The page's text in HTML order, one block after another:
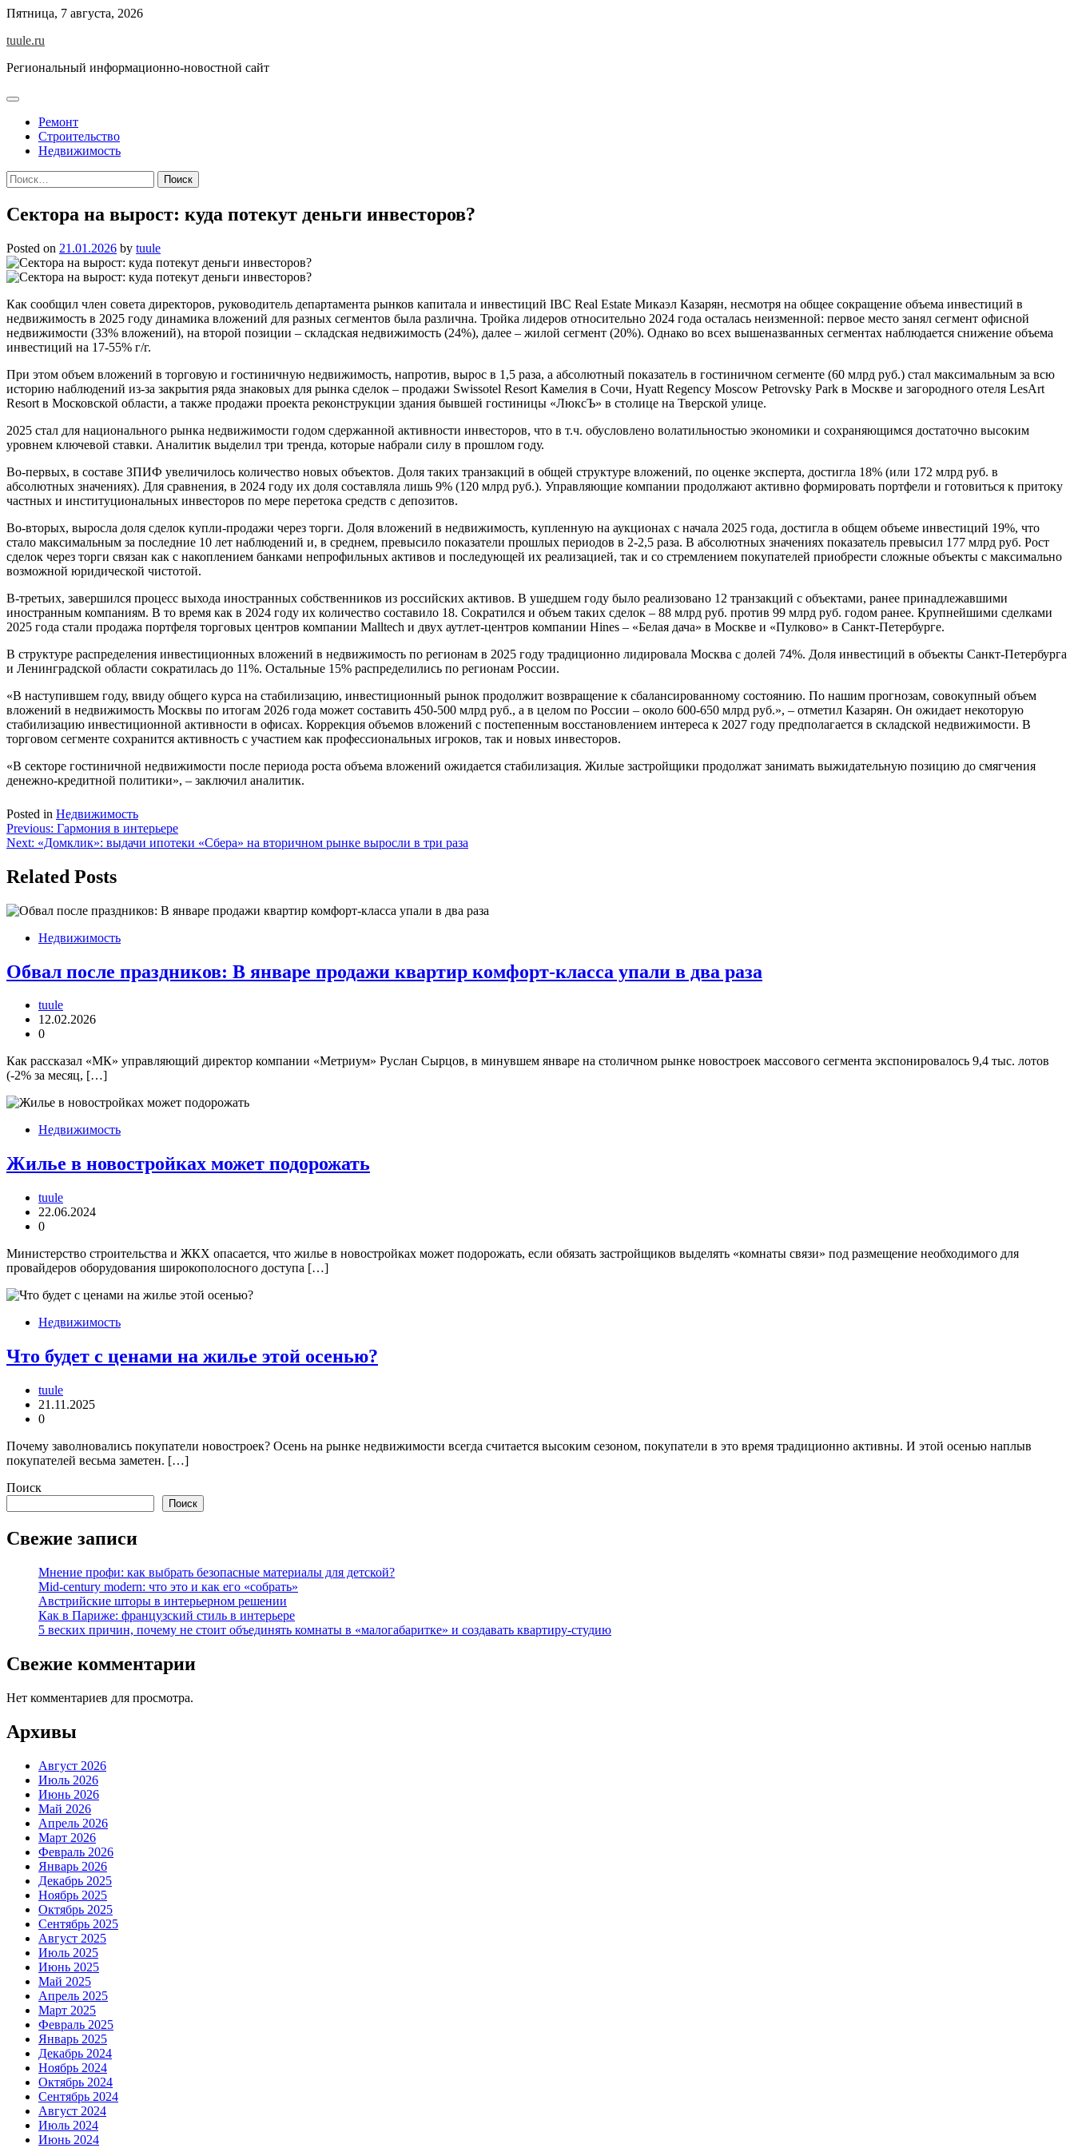
Skip
content
Пятница, 7 августа, 2026
tuule.ru
Региональный информационно-новостной сайт
Ремонт
Строительство
Недвижимость
Найти:
Сектора на вырост: куда потекут деньги инвесторов?
Posted on 21.01.2026 by tuule
Как сообщил член совета директоров, руководитель департамента рынков капитала и инвестиций IBC Real Estate Микаэл Казарян, несмотря на общее сокращение объема инвестиций в
недвижимость в 2025 году динамика вложений для разных сегментов была различна. Тройка лидеров относительно 2024 года осталась неизменной: первое место занял сегмент офисной
недвижимости (33% вложений), на второй позиции – складская недвижимость (24%), далее – жилой сегмент (20%). Однако во всех вышеназванных сегментах наблюдается снижение объема
инвестиций на 17-55% г/г.
При этом объем вложений в торговую и гостиничную недвижимость, напротив, вырос в 1,5 раза, а абсолютный показатель в гостиничном сегменте (60 млрд руб.) стал максимальным за всю
историю наблюдений из-за закрытия ряда знаковых для рынка сделок – продажи Swissotel Resort Камелия в Сочи, Hyatt Regency Moscow Petrovsky Park в Москве и загородного отеля LesArt
Resort в Московской области, а также продажи проекта реконструкции здания бывшей гостиницы «ЛюксЪ» в столице на Тверской улице.
2025 стал для национального рынка недвижимости годом сдержанной активности инвесторов, что в т.ч. обусловлено волатильностью экономики и сохраняющимся достаточно высоким
уровнем ключевой ставки. Аналитик выделил три тренда, которые набрали силу в прошлом году.
Во-первых, в составе ЗПИФ увеличилось количество новых объектов. Доля таких транзакций в общей структуре вложений, по оценке эксперта, достигла 18% (или 172 млрд руб. в
абсолютных значениях). Для сравнения, в 2024 году их доля составляла лишь 9% (120 млрд руб.). Управляющие компании продолжают активно формировать портфели и готовиться к притоку
частных и институциональных инвесторов по мере перетока средств с депозитов.
Во-вторых, выросла доля сделок купли-продажи через торги. Доля вложений в недвижимость, купленную на аукционах с начала 2025 года, достигла в общем объеме инвестиций 19%, что
стало максимальным за последние 10 лет наблюдений и, в среднем, превысило показатели прошлых периодов в 2-2,5 раза. В абсолютных значениях показатель превысил 177 млрд руб. Рост
сделок через торги связан как с накоплением банками непрофильных активов и последующей их реализацией, так и со стремлением покупателей приобрести сложные объекты с максимально
возможной юридической чистотой.
В-третьих, завершился процесс выхода иностранных собственников из российских активов. В ушедшем году было реализовано 12 транзакций с объектами, ранее принадлежавшими
иностранным компаниям. В то время как в 2024 году их количество составило 18. Сократился и объем таких сделок – 88 млрд руб. против 99 млрд руб. годом ранее. Крупнейшими сделками
2025 года стали продажа портфеля торговых центров компании Malltech и двух аутлет-центров компании Hines – «Белая дача» в Москве и «Пулково» в Санкт-Петербурге.
В структуре распределения инвестиционных вложений в недвижимость по регионам в 2025 году традиционно лидировала Москва с долей 74%. Доля инвестиций в объекты Санкт-Петербурга
и Ленинградской области сократилась до 11%. Остальные 15% распределились по регионам России.
«В наступившем году, ввиду общего курса на стабилизацию, инвестиционный рынок продолжит возвращение к сбалансированному состоянию. По нашим прогнозам, совокупный объем
вложений в недвижимость Москвы по итогам 2026 года может составить 450-500 млрд руб., а в целом по России – около 600-650 млрд руб.», – отметил Казарян. Он ожидает некоторую
стабилизацию инвестиционной активности в офисах. Коррекция объемов вложений с постепенным восстановлением интереса к 2027 году предполагается в складской недвижимости. В
торговом сегменте сохранится активность с участием как профессиональных игроков, так и новых инвесторов.
«В секторе гостиничной недвижимости после периода роста объема вложений ожидается стабилизация. Жилые застройщики продолжат занимать выжидательную позицию до смягчения
денежно-кредитной политики», – заключил аналитик.
Posted in Недвижимость
Навигация
по
записям
Previous: Гармония в интерьере
Next: «Домклик»: выдачи ипотеки «Сбера» на вторичном рынке выросли в три раза
Related Posts
Недвижимость
Обвал после праздников: В январе продажи квартир комфорт-класса упали в два раза
tuule
12.02.2026
0
Как рассказал «МК» управляющий директор компании «Метриум» Руслан Сырцов, в минувшем январе на столичном рынке новостроек массового сегмента экспонировалось 9,4 тыс. лотов
(-2% за месяц, […]
Недвижимость
Жилье в новостройках может подорожать
tuule
22.06.2024
0
Министерство строительства и ЖКХ опасается, что жилье в новостройках может подорожать, если обязать застройщиков выделять «комнаты связи» под размещение необходимого для
провайдеров оборудования широкополосного доступа […]
Недвижимость
Что будет с ценами на жилье этой осенью?
tuule
21.11.2025
0
Почему заволновались покупатели новостроек? Осень на рынке недвижимости всегда считается высоким сезоном, покупатели в это время традиционно активны. И этой осенью наплыв
покупателей весьма заметен. […]
Поиск
Поиск
Свежие записи
Мнение профи: как выбрать безопасные материалы для детской?
Mid-century modern: что это и как его «собрать»
Австрийские шторы в интерьерном решении
Как в Париже: французский стиль в интерьере
5 веских причин, почему не стоит объединять комнаты в «малогабаритке» и создавать квартиру-студию
Свежие комментарии
Нет комментариев для просмотра.
Архивы
Август 2026
Июль 2026
Июнь 2026
Май 2026
Апрель 2026
Март 2026
Февраль 2026
Январь 2026
Декабрь 2025
Ноябрь 2025
Октябрь 2025
Сентябрь 2025
Август 2025
Июль 2025
Июнь 2025
Май 2025
Апрель 2025
Март 2025
Февраль 2025
Январь 2025
Декабрь 2024
Ноябрь 2024
Октябрь 2024
Сентябрь 2024
Август 2024
Июль 2024
Июнь 2024